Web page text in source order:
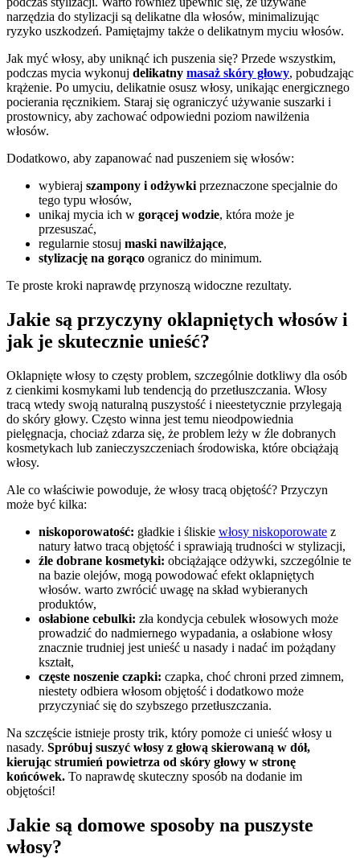
narzędzia do stylizacji są delikatne dla włosów, minimalizując
ryzyko uszkodzeń. Pamiętajmy także o delikatnym myciu włosów.
Jak myć włosy, aby uniknąć ich puszenia się? Przede wszystkim,
podczas mycia wykonuj delikatny masaż skóry głowy, pobudzając
krążenie. Po umyciu, delikatnie osusz włosy, unikając energicznego
pocierania ręcznikiem. Staraj się ograniczyć używanie suszarki i
prostownicy, aby zachować odpowiedni poziom nawilżenia
włosów.
Dodatkowo, aby zapanować nad puszeniem się włosów:
wybieraj szampony i odżywki przeznaczone specjalnie do
tego typu włosów,
unikaj mycia ich w gorącej wodzie, która może je
przesuszać,
regularnie stosuj maski nawilżające,
stylizację na gorąco ogranicz do minimum.
Te proste kroki naprawdę przynoszą widoczne rezultaty.
Jakie są przyczyny oklapniętych włosów i
jak je skutecznie unieść?
Oklapnięte włosy to częsty problem, szczególnie dotkliwy dla osób
z cienkimi kosmykami lub tendencją do przetłuszczania. Włosy
tracą wtedy swoją naturalną puszystość i nieestetycznie przylegają
do skóry głowy. Często winna jest temu nieodpowiednia
pielęgnacja, chociaż zdarza się, że problem leży w źle dobranych
kosmetykach lub zanieczyszczeniach środowiska, które obciążają
włosy.
Ale co właściwie powoduje, że włosy tracą objętość? Przyczyn
może być kilka:
niskoporowatość: gładkie i śliskie włosy niskoporowate z
natury łatwo tracą objętość i sprawiają trudności w stylizacji,
źle dobrane kosmetyki: obciążające odżywki, szczególnie te
na bazie olejów, mogą powodować efekt oklapniętych
włosów. warto zwrócić uwagę na skład wybieranych
produktów,
osłabione cebulki: zła kondycja cebulek włosowych może
prowadzić do nadmiernego wypadania, a osłabione włosy
znacznie trudniej jest unieść u nasady i nadać im pożądany
kształt,
częste noszenie czapki: czapka, choć chroni przed zimnem,
niestety odbiera włosom objętość i dodatkowo może
przyczyniać się do szybszego przetłuszczania.
Na szczęście istnieje prosty trik, który pomoże ci unieść włosy u
nasady. Spróbuj suszyć włosy z głową skierowaną w dół,
kierując strumień powietrza od skóry głowy w stronę
końcówek. To naprawdę skuteczny sposób na dodanie im
objętości!
Jakie są domowe sposoby na puszyste
włosy?